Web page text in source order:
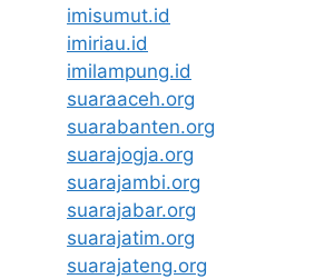
imisumut.id
imiriau.id
imilampung.id
suaraaceh.org
suarabanten.org
suarajogja.org
suarajambi.org
suarajabar.org
suarajatim.org
suarajateng.org